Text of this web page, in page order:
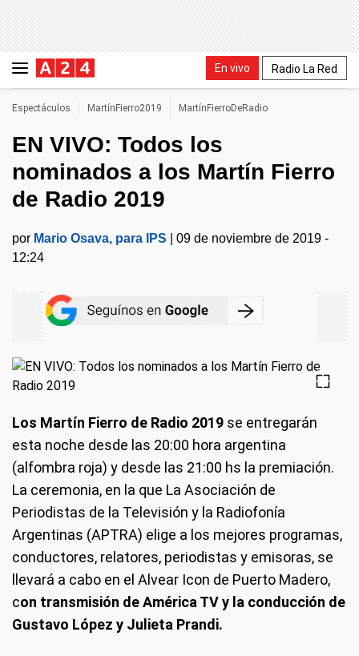
En vivo Radio La Red
Espectáculos MartínFierro2019 MartínFierroDeRadio
EN VIVO: Todos los
nominados a los Martín Fierro
de Radio 2019
por Mario Osava, para IPS
09 de noviembre de 2019 -
12:24
Los Martín Fierro de Radio 2019 se entregarán
esta noche desde las 20:00 hora argentina
(alfombra roja) y desde las 21:00 hs la premiación.
La ceremonia, en la que La Asociación de
Periodistas de la Televisión y la Radiofonía
Argentinas (APTRA) elige a los mejores programas,
conductores, relatores, periodistas y emisoras, se
llevará a cabo en el Alvear Icon de Puerto Madero,
con transmisión de América TV y la conducción de
Gustavo López y Julieta Prandi.